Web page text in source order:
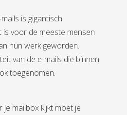
is gigantisch
voor de meeste mensen
hun werk geworden.
van de e-mails die binnen
toegenomen.
mailbox kijkt moet je